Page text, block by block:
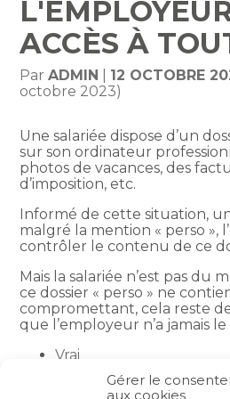
Gérer le
aux cookies
ACCÈS À
ParADMIN 12 OCTOBRE
octobre 2023)
Une salariée dispose d’un
sur son ordinateur
photos de vacances, des
d’imposition, etc.
Informé de cette situation,
malgré la mention « perso »,
contrôler le contenu de ce
Mais la salariée n’est pas du
ce dossier « perso » ne
compromettant, cela reste
que l’employeur n’a jamais
Vrai